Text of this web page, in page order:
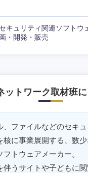
キュリティ関連ソフトウ
・開発・販売
ットワーク取材班
、ファイルなどのセキ
核に事業展開する、数
トウェアメーカー。
伴うサイトや子どもに
四国地方